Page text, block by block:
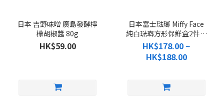
日本 吉野味噌 廣島發酵檸
檬胡椒醬 80g
HK$59.00
日本富士琺瑯 Miffy Face
純白琺瑯方形保鮮盒2件套
裝
HK$178.00 ~
HK$188.00